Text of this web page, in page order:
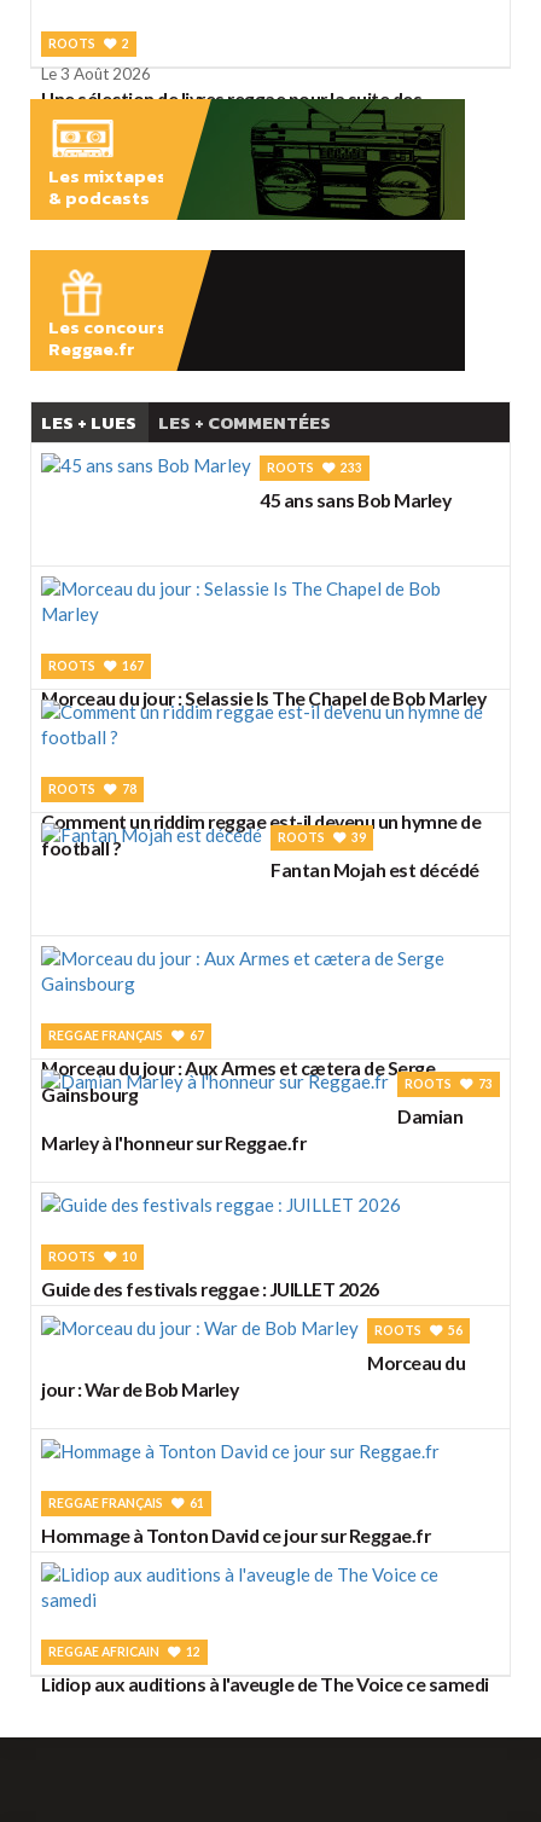
ROOTS 2
Le 3 Août 2026
Une sélection de livres reggae pour la suite des
vacances
Les mixtapes
& podcasts
Les concours
Reggae.fr
LES + LUES LES + COMMENTÉES
ROOTS 233
45 ans sans Bob Marley
ROOTS 167
Morceau du jour : Selassie Is The Chapel de Bob Marley
ROOTS 78
Comment un riddim reggae est-il devenu un hymne de
football ?
ROOTS 39
Fantan Mojah est décédé
REGGAE FRANÇAIS 67
Morceau du jour : Aux Armes et cætera de Serge
Gainsbourg
ROOTS 73
Damian
Marley à l'honneur sur Reggae.fr
ROOTS 10
Guide des festivals reggae : JUILLET 2026
ROOTS 56
Morceau du
jour : War de Bob Marley
REGGAE FRANÇAIS 61
Hommage à Tonton David ce jour sur Reggae.fr
REGGAE AFRICAIN 12
Lidiop aux auditions à l'aveugle de The Voice ce samedi